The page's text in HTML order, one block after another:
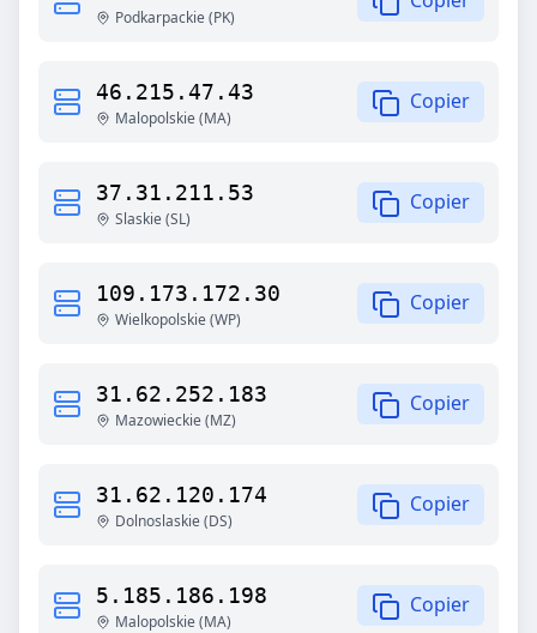
Podkarpackie(PK)
46.215.47.43
Malopolskie(MA)
Copier
37.31.211.53
Slaskie(SL)
Copier
109.173.172.30
Wielkopolskie(WP)
Copier
31.62.252.183
Mazowieckie(MZ)
Copier
31.62.120.174
Dolnoslaskie(DS)
Copier
5.185.186.198
Malopolskie(MA)
Copier